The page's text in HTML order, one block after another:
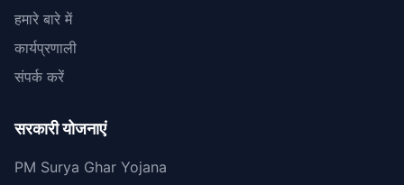
हमारे बारे में
कार्यप्रणाली
संपर्क करें
सरकारी योजनाएं
PM Surya Ghar Yojana